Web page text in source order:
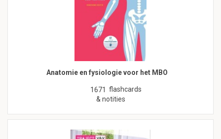
Anatomie en fysiologie voor het MBO
1671 flashcards
& notities